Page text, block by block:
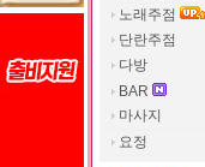
노래주점
단란주점
다방
BAR
마사지
요정